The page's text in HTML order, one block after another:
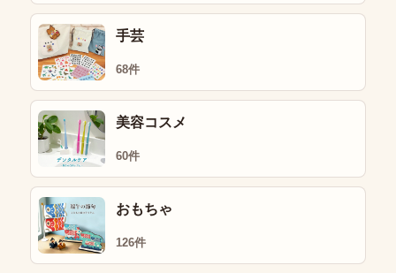
手芸
68件
美容コスメ
60件
おもちゃ
126件